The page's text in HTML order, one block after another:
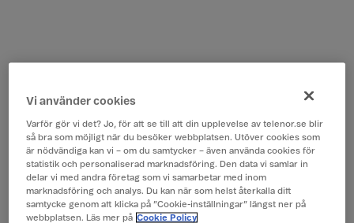
Vi använder cookies
Varför gör vi det? Jo, för att se till att din upplevelse av telenor.se blir
så bra som möjligt när du besöker webbplatsen. Utöver cookies som
är nödvändiga kan vi – om du samtycker – även använda cookies för
statistik och personaliserad marknadsföring. Den data vi samlar in
delar vi med andra företag som vi samarbetar med inom
marknadsföring och analys. Du kan när som helst återkalla ditt
samtycke genom att klicka på ”Cookie-inställningar” längst ner på
webbplatsen. Läs mer på Cookie Policy